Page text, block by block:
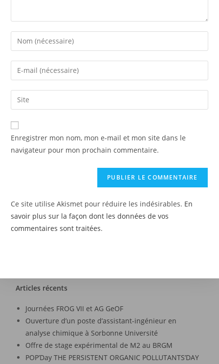
Enregistrer mon nom, mon e-mail et mon site dans le
navigateur pour mon prochain commentaire.
Ce site utilise Akismet pour réduire les indésirables. En
savoir plus sur la façon dont les données de vos
commentaires sont traitées.
Articles récents
Journées FROG VII et AG GeOF
Ouverture d’un poste d’assistant-ingénieur en
analyse chimique à Sorbonne Université
Offre de stage expérimental de M2 au BRGM
POP’Day THE PERSISTENT ORGANIC POLLUTANTS’DAY